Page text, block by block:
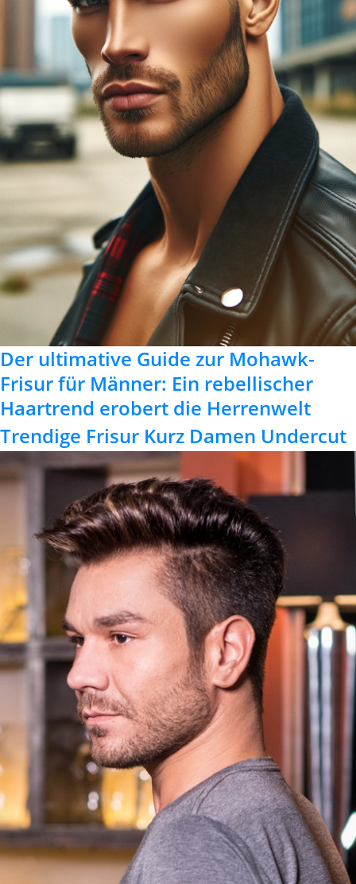
Der ultimative Guide zur Mohawk-
Frisur für Männer: Ein rebellischer
Haartrend erobert die Herrenwelt
Trendige Frisur Kurz Damen Undercut